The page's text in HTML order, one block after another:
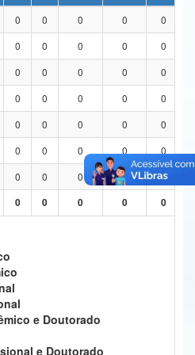
e Comunicações
Humanos
0 0 0 0 0
0 0 0 0 0
0 0 0 0 0
0 0 0 0 0
0 0 0 0 0
0 0 0 0 0
0 0 0 0 0
0 0 0 0 0
e Doutorado
e Doutorado